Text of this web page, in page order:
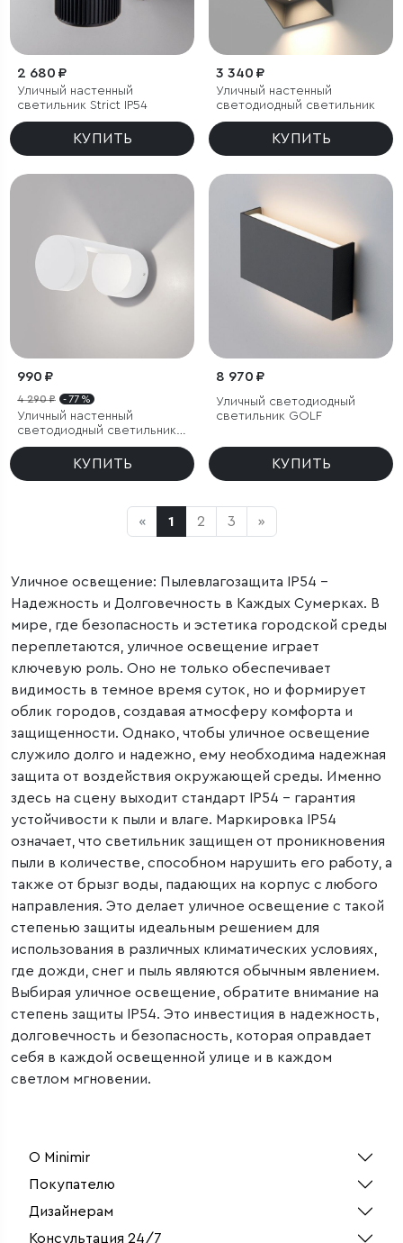
2 680 ₽
Уличный настенный
светильник Strict IP54
КУПИТЬ
3 340 ₽
Уличный настенный
светодиодный светильник
КУПИТЬ
990 ₽
4 290 ₽ - 77 %
Уличный настенный
светодиодный светильник
Nimbus IP54
КУПИТЬ
8 970 ₽
Уличный светодиодный
светильник GOLF
КУПИТЬ
« 1 2 3 »
Уличное освещение: Пылевлагозащита IP54 –
Надежность и Долговечность в Каждых Сумерках. В
мире, где безопасность и эстетика городской среды
переплетаются, уличное освещение играет
ключевую роль. Оно не только обеспечивает
видимость в темное время суток, но и формирует
облик городов, создавая атмосферу комфорта и
защищенности. Однако, чтобы уличное освещение
служило долго и надежно, ему необходима надежная
защита от воздействия окружающей среды. Именно
здесь на сцену выходит стандарт IP54 – гарантия
устойчивости к пыли и влаге. Маркировка IP54
означает, что светильник защищен от проникновения
пыли в количестве, способном нарушить его работу, а
также от брызг воды, падающих на корпус с любого
направления. Это делает уличное освещение с такой
степенью защиты идеальным решением для
использования в различных климатических условиях,
где дожди, снег и пыль являются обычным явлением.
Выбирая уличное освещение, обратите внимание на
степень защиты IP54. Это инвестиция в надежность,
долговечность и безопасность, которая оправдает
себя в каждой освещенной улице и в каждом
светлом мгновении.
О Minimir
Покупателю
Дизайнерам
Консультация 24/7